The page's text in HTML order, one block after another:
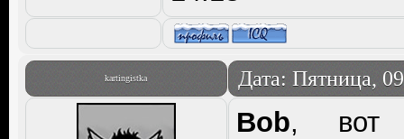
kartingistka Дата: Пятница,
Bob, вот